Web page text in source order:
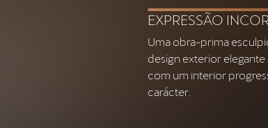
EXPRESSÃO
Uma obra-prima
design exterior
com um interior
carácter.